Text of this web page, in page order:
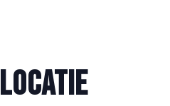
LOCATIE